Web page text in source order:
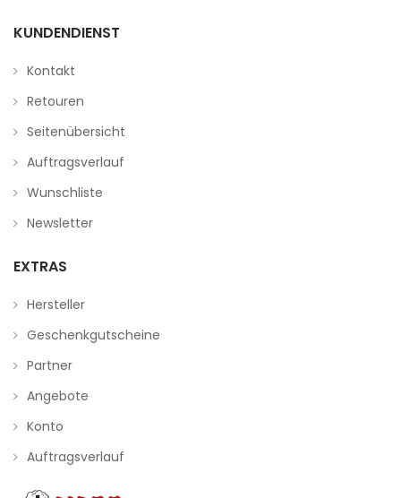
KUNDENDIENST
Kontakt
Retouren
Seitenübersicht
Auftragsverlauf
Wunschliste
Newsletter
EXTRAS
Hersteller
Geschenkgutscheine
Partner
Angebote
Konto
Auftragsverlauf